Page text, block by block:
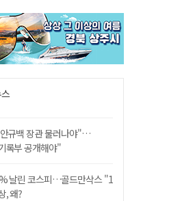
규백 장관 물러나야"…
록부 공개해야"
날린 코스피…골드만삭스 "1
, 왜?